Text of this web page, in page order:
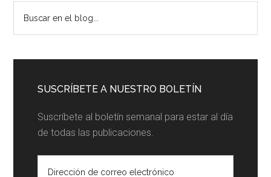
Barra
lateral
principal
SUSCRÍBETE A NUESTRO BOLETÍN
Suscríbete al boletín semanal para estar al día
de todas las publicaciones.